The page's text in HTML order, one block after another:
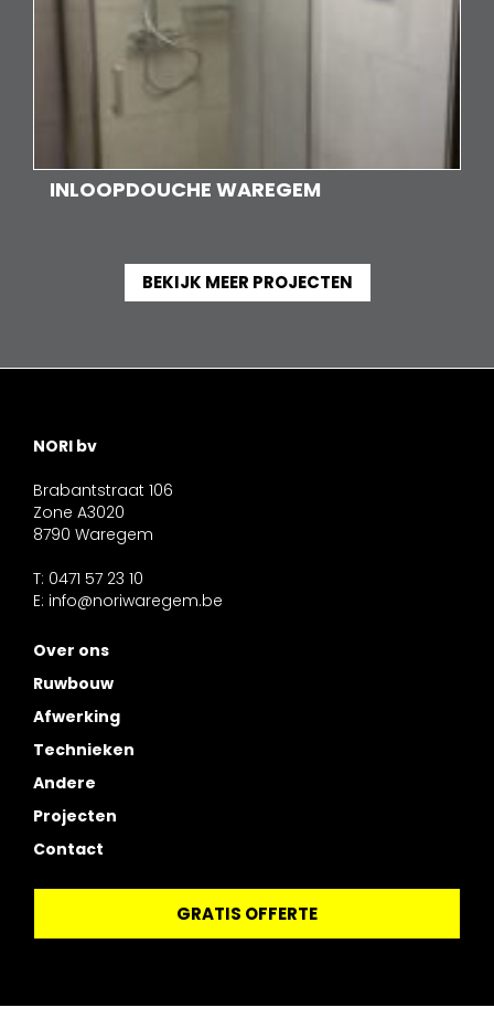
INLOOPDOUCHE WAREGEM
BEKIJK MEER PROJECTEN
NORI bv
Brabantstraat 106
Zone A3020
8790 Waregem
T: 0471 57 23 10
E: info@noriwaregem.be
Over ons
Ruwbouw
Afwerking
Technieken
Andere
Projecten
Contact
GRATIS OFFERTE